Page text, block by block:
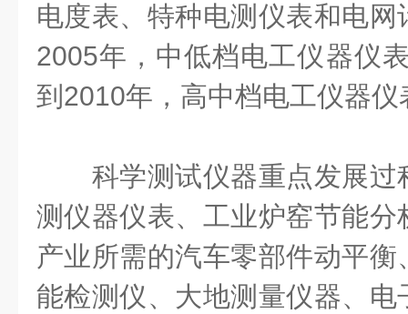
电度表、特种电测仪表和电
2005年，中低档电工仪器仪
到 2010年，高中档电工仪器仪
科学测试仪器重点发展过
测仪器仪表、工业炉窑节能
产业所需的汽车零部件动平
能检测仪、大地测量仪器、